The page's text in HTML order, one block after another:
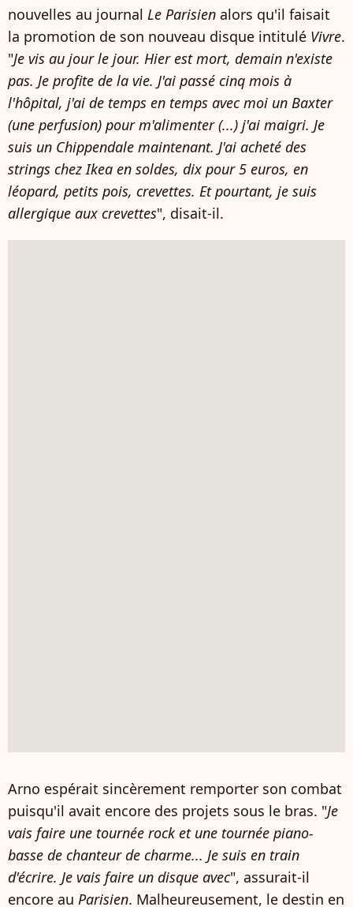
nouvelles au journal Le Parisien alors qu'il faisait
la promotion de son nouveau disque intitulé Vivre.
"Je vis au jour le jour. Hier est mort, demain n'existe
pas. Je profite de la vie. J'ai passé cinq mois à
l'hôpital, j'ai de temps en temps avec moi un Baxter
(une perfusion) pour m'alimenter (...) j'ai maigri. Je
suis un Chippendale maintenant. J'ai acheté des
strings chez Ikea en soldes, dix pour 5 euros, en
léopard, petits pois, crevettes. Et pourtant, je suis
allergique aux crevettes", disait-il.
Arno espérait sincèrement remporter son combat
puisqu'il avait encore des projets sous le bras. "Je
vais faire une tournée rock et une tournée piano-
basse de chanteur de charme... Je suis en train
d'écrire. Je vais faire un disque avec", assurait-il
encore au Parisien. Malheureusement, le destin en